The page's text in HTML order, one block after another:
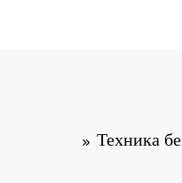
Техника